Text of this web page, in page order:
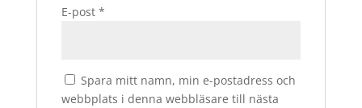
E-post *
Spara mitt namn, min e-postadress och
webbplats i denna webbläsare till nästa